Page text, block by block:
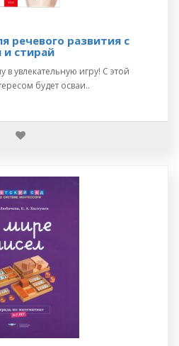
речевого развития с
и стирай
в увлекательную игру! С этой
будет осваи..